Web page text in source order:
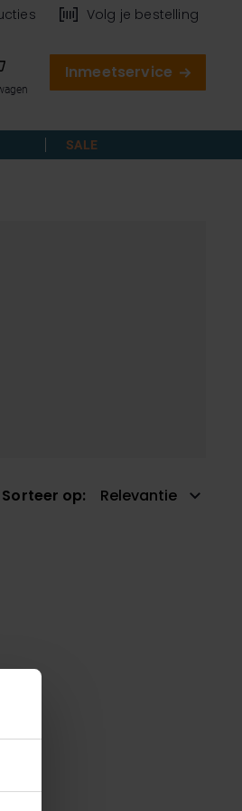
Volg je bestelling
Inmeetservice
SALE
Sorteer op Relevantie